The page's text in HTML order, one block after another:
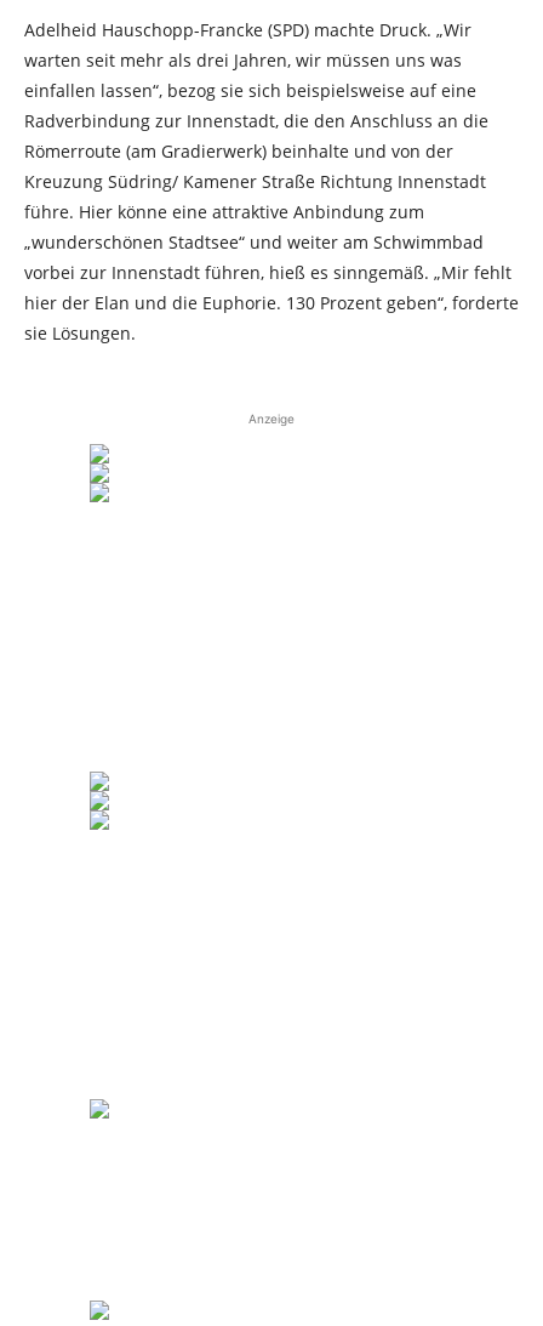
Adelheid Hauschopp-Francke (SPD) machte Druck. „Wir
warten seit mehr als drei Jahren, wir müssen uns was
einfallen lassen“, bezog sie sich beispielsweise auf eine
Radverbindung zur Innenstadt, die den Anschluss an die
Römerroute (am Gradierwerk) beinhalte und von der
Kreuzung Südring/ Kamener Straße Richtung Innenstadt
führe. Hier könne eine attraktive Anbindung zum
„wunderschönen Stadtsee“ und weiter am Schwimmbad
vorbei zur Innenstadt führen, hieß es sinngemäß. „Mir fehlt
hier der Elan und die Euphorie. 130 Prozent geben“, forderte
sie Lösungen.
Anzeige